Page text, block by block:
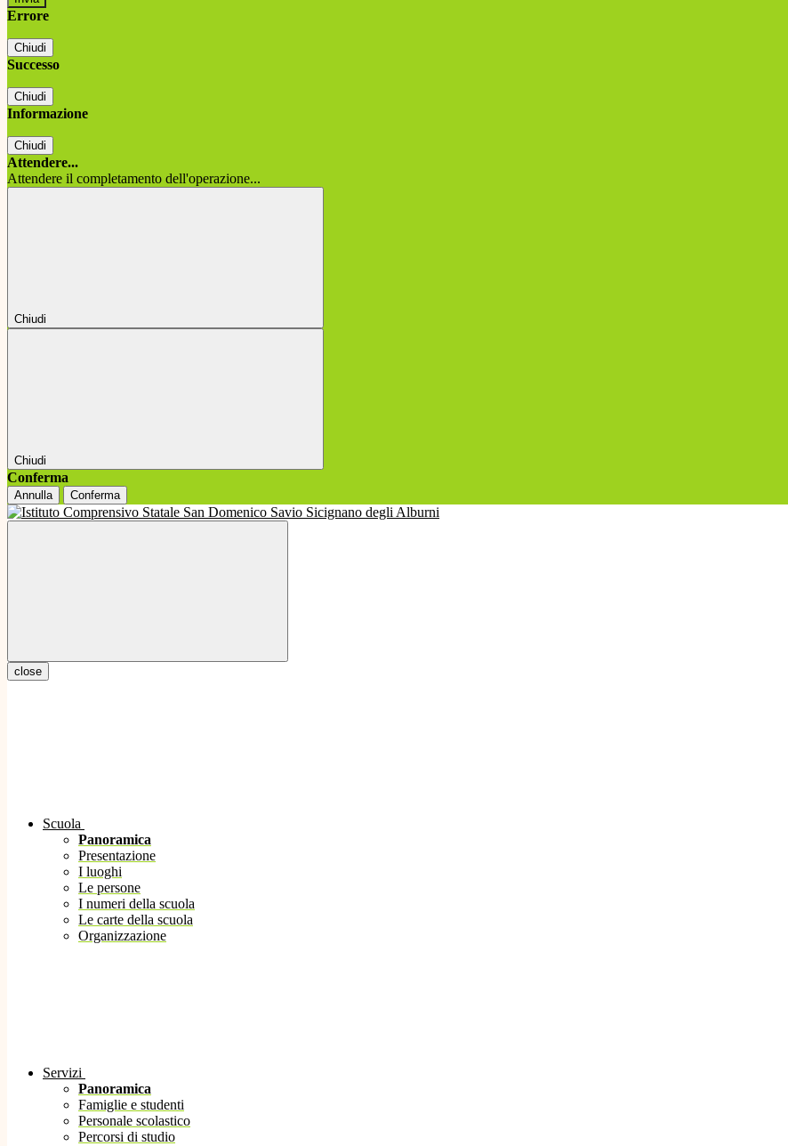
Errore
Chiudi
Successo
Chiudi
Informazione
Chiudi
Attendere...
Attendere il completamento dell'operazione...
Chiudi
Chiudi
Conferma
Annulla Conferma
close
Scuola
Panoramica
Presentazione
I luoghi
Le persone
I numeri della scuola
Le carte della scuola
Organizzazione
Servizi
Panoramica
Famiglie e studenti
Personale scolastico
Percorsi di studio